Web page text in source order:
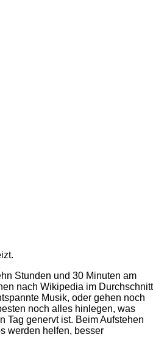
Stunden und 30 Minuten am
nach Wikipedia im Durchschnitt
Musik, oder gehen noch
noch alles hinlegen, was
Tag genervt ist. Beim Aufstehen
werden helfen, besser